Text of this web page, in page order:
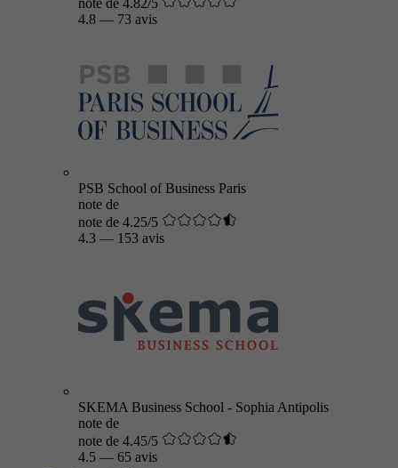
note de 4.82/5
4.8 — 73 avis
PSB School of Business Paris
note de
note de 4.25/5
4.3 — 153 avis
SKEMA Business School - Sophia Antipolis
note de
note de 4.45/5
4.5 — 65 avis